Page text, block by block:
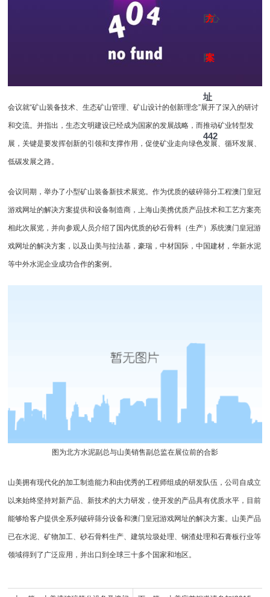
团
网
址
442
方
案
心
会议就“矿山装备技术、生态矿山管理、矿山设计的创新理念”展开了深入的研讨
和交流。并指出，生态文明建设已经成为国家的发展战略，而推动矿业转型发
展，关键是要发挥创新的引领和支撑作用，促使矿业走向绿色发展、循环发展、
低碳发展之路。
会议同期，举办了小型矿山装备新技术展览。作为优质的破碎筛分工程澳门皇冠
游戏网址的解决方案提供和设备制造商，上海山美携优质产品技术和工艺方案亮
相此次展览，并向参观人员介绍了国内优质的砂石骨料（生产）系统澳门皇冠游
戏网址的解决方案，以及山美与拉法基，豪瑞，中材国际，中国建材，华新水泥
等中外水泥企业成功合作的案例。
图为北方水泥副总与山美销售副总监在展位前的合影
山美拥有现代化的加工制造能力和由优秀的工程师组成的研发队伍，公司自成立
以来始终坚持对新产品、新技术的大力研发，使开发的产品具有优质水平，目前
能够给客户提供全系列破碎筛分设备和澳门皇冠游戏网址的解决方案。山美产品
已在水泥、矿物加工、砂石骨料生产、建筑垃圾处理、钢渣处理和石膏板行业等
领域得到了广泛应用，并出口到全球三十多个国家和地区。